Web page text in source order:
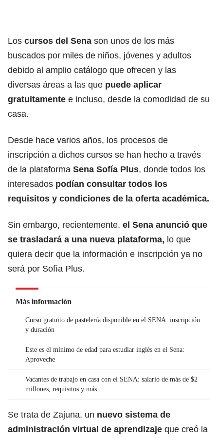
Los cursos del Sena son unos de los más
buscados por miles de niños, jóvenes y adultos
debido al amplio catálogo que ofrecen y las
diversas áreas a las que puede aplicar
gratuitamente e incluso, desde la comodidad de su
casa.
Desde hace varios años, los procesos de
inscripción a dichos cursos se han hecho a través
de la plataforma Sena Sofía Plus, donde todos los
interesados podían consultar todos los
requisitos y condiciones de la oferta académica.
Sin embargo, recientemente, el Sena anunció que
se trasladará a una nueva plataforma, lo que
quiera decir que la información e inscripción ya no
será por Sofía Plus.
Más información
Curso gratuito de pastelería disponible en el SENA: inscripción
y duración
Este es el mínimo de edad para estudiar inglés en el Sena:
Aproveche
Vacantes de trabajo en casa con el SENA: salario de más de $2
millones, requisitos y más
Se trata de Zajuna, un nuevo sistema de
administración virtual de aprendizaje que creó la